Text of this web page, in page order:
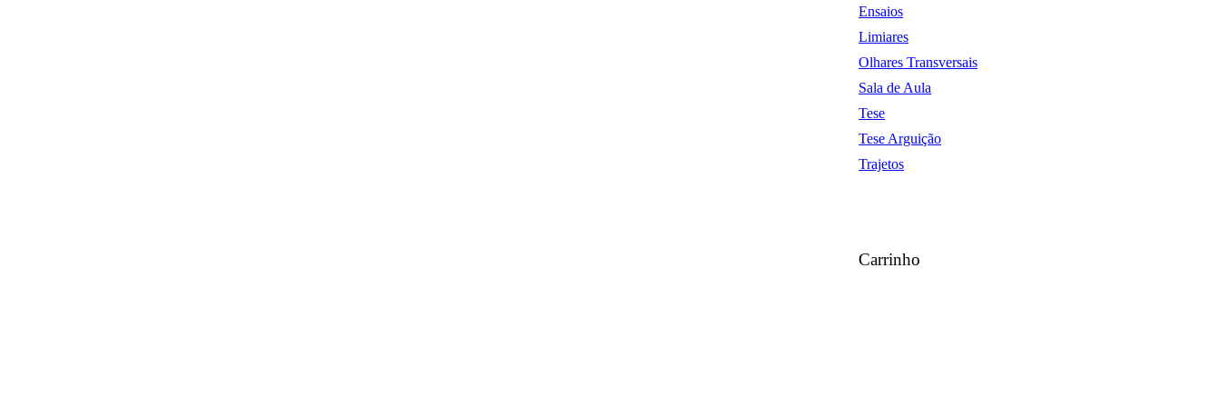
Ensaios
Limiares
Olhares Transversais
Sala de Aula
Tese
Tese Arguição
Trajetos
Carrinho